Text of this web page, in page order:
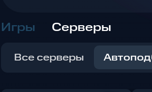
Игры Серверы
Все серверы